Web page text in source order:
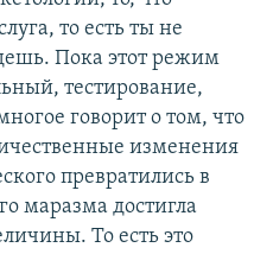
то есть ты не
Пока этот режим
тестирование,
говорит о том, что
изменения
превратились в
маразма достигла
То есть это